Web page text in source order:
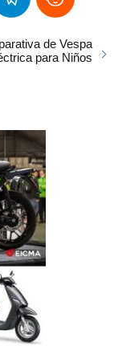
de Vespa
para Niños